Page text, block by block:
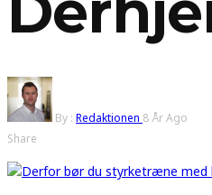
By : Redaktionen 8 År Ago
Share